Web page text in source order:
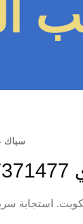
سباك
24 ساعة على مدار